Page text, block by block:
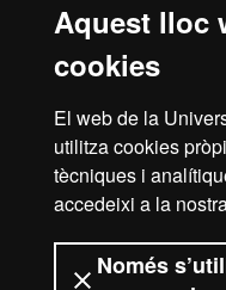
Aquest lloc
cookies
El web de la
utilitza cookies
tècniques i
accedeixi a la
Només
Educativa(UQDIE) que
de Qualitat (SIGQ) del
qualitat i la millora
Es pot consultar la pàgina
SIGQ en el següent enllaç
informació específica
Grau en Informàtica i
Grau en Informàtica i